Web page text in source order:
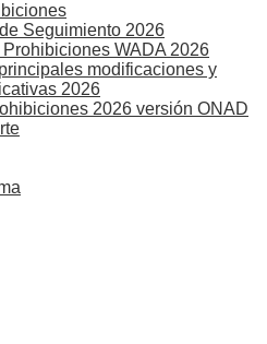
Seguimiento 2026
Prohibiciones WADA 2026
modificaciones y
2026
2026 versión ONAD